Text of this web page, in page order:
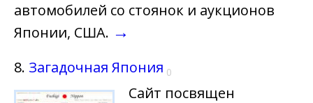
автомобилей со стоянок и аукционов
Японии, США. →
8. Загадочная Япония 0
Сайт посвящен